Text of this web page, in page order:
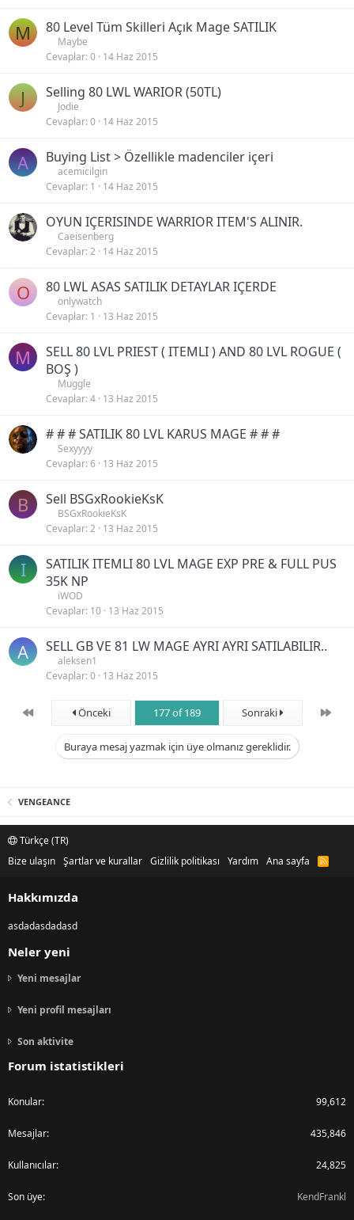
M 80 Level Tüm Skilleri Açık Mage SATILIK
Maybe
Cevaplar 0 14 Haz 2015
J Selling 80 LWL WARIOR (50TL)
Jodie
Cevaplar 0 14 Haz 2015
A Buying List > Özellikle madenciler içeri
acemicilgin
Cevaplar 1 14 Haz 2015
OYUN IÇERISINDE WARRIOR ITEM'S ALINIR.
Caeisenberg
Cevaplar 2 14 Haz 2015
O 80 LWL ASAS SATILIK DETAYLAR IÇERDE
onlywatch
Cevaplar 1 13 Haz 2015
M
SELL 80 LVL PRIEST ( ITEMLI ) AND 80 LVL ROGUE (
BOŞ )
Muggle
Cevaplar 4 13 Haz 2015
# # # SATILIK 80 LVL KARUS MAGE # # #
Sexyyyy
Cevaplar 6 13 Haz 2015
B Sell BSGxRookieKsK
BSGxRookieKsK
Cevaplar 2 13 Haz 2015
I
SATILIK ITEMLI 80 LVL MAGE EXP PRE & FULL PUS
35K NP
iWOD
Cevaplar 10 13 Haz 2015
A SELL GB VE 81 LW MAGE AYRI AYRI SATILABILIR..
aleksen1
Cevaplar 0 13 Haz 2015
First Önceki 177 of 189 Sonraki Son
Buraya mesaj yazmak için üye olmanız gereklidir.
VENGEANCE
Türkçe (TR)
Bize ulaşın Şartlar ve kurallar Gizlilik politikası Yardım Ana sayfa
R
Hakkımızda
asdadasdadasd
Neler yeni
Yeni mesajlar
Yeni profil mesajları
Son aktivite
Forum istatistikleri
Konular 99,612
Mesajlar 435,846
Kullanıcılar 24,825
Son üye KendFrankl